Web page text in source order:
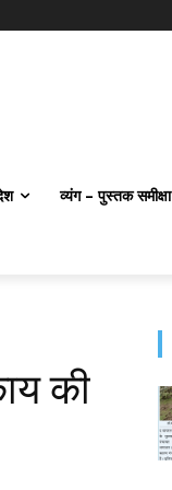
व्यंग – पुस्तक समीक्षा
की